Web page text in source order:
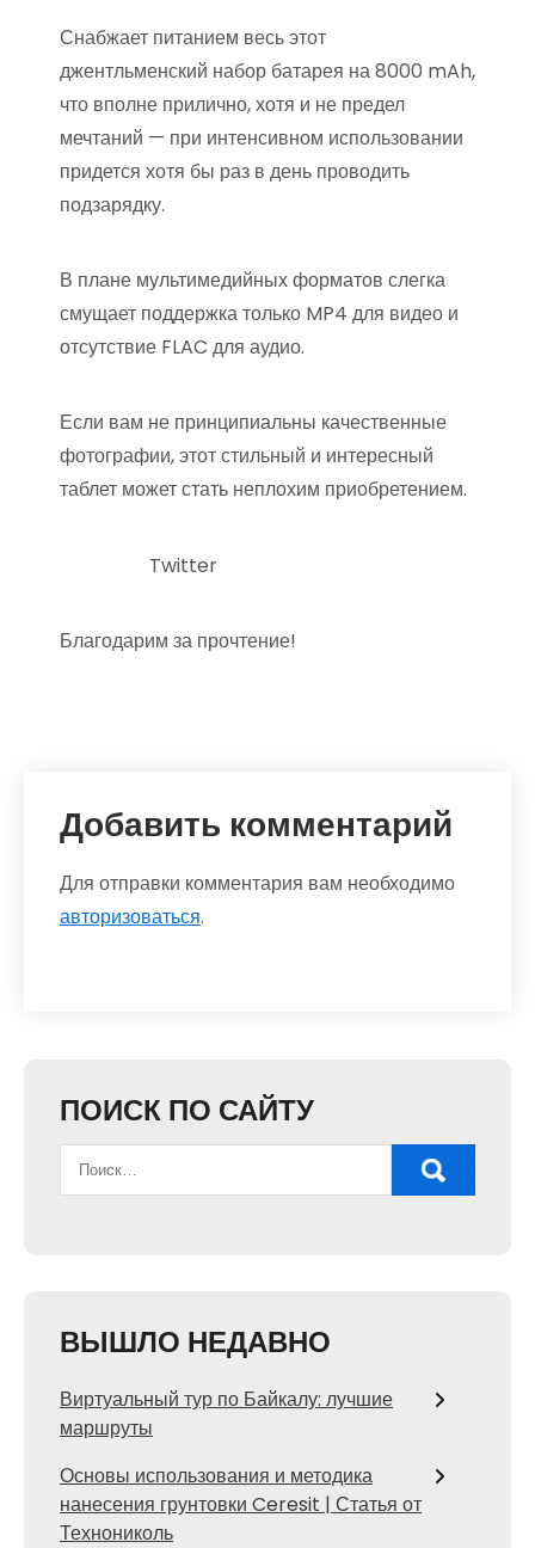
Снабжает питанием весь этот
джентльменский набор батарея на 8000 mAh,
что вполне прилично, хотя и не предел
мечтаний — при интенсивном использовании
придется хотя бы раз в день проводить
подзарядку.
В плане мультимедийных форматов слегка
смущает поддержка только MP4 для видео и
отсутствие FLAC для аудио.
Если вам не принципиальны качественные
фотографии, этот стильный и интересный
таблет может стать неплохим приобретением.
Twitter
Благодарим за прочтение!
Добавить комментарий
Для отправки комментария вам необходимо
авторизоваться.
ПОИСК ПО САЙТУ
ВЫШЛО НЕДАВНО
Виртуальный тур по Байкалу: лучшие
маршруты
Основы использования и методика
нанесения грунтовки Ceresit | Статья от
Технониколь